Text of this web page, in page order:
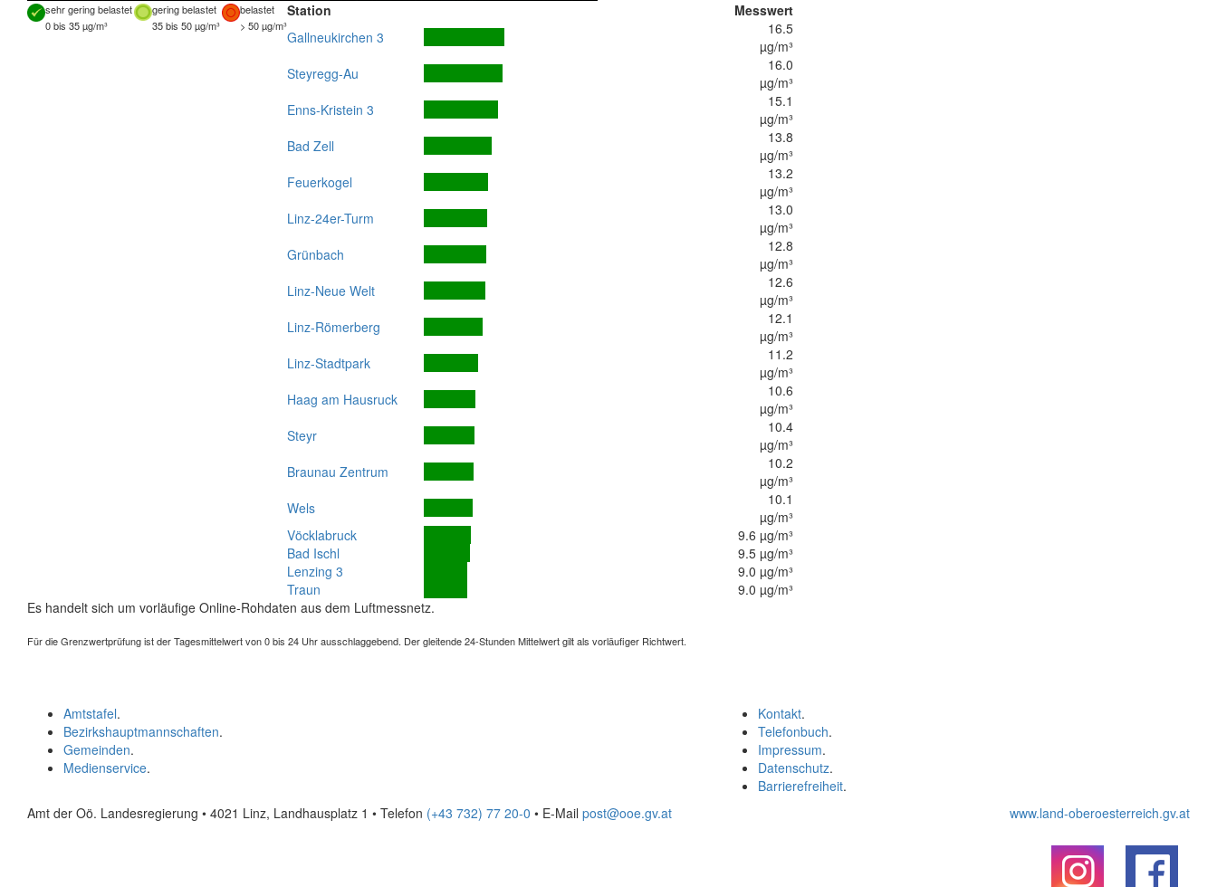
sehr gering belastet gering belastet
belastet
0 bis 35 µg/m³
35 bis 50 µg/m³ > 50 µg/m³
Station
Messwert
Gallneukirchen 3
16.5
µg/m³
Steyregg-Au
16.0
µg/m³
Enns-Kristein 3
15.1
µg/m³
Bad Zell
13.8
µg/m³
Feuerkogel
13.2
µg/m³
Linz-24er-Turm
13.0
µg/m³
Grünbach
12.8
µg/m³
Linz-Neue Welt
12.6
µg/m³
Linz-Römerberg
12.1
µg/m³
Linz-Stadtpark
11.2
µg/m³
Haag am Hausruck
10.6
µg/m³
Steyr
10.4
µg/m³
Braunau Zentrum
10.2
µg/m³
Wels
10.1
µg/m³
Vöcklabruck
9.6 µg/m³
Bad Ischl
9.5 µg/m³
Lenzing 3
9.0 µg/m³
Traun
9.0 µg/m³
Es handelt sich um vorläufige Online-Rohdaten aus dem Luftmessnetz.
Für die Grenzwertprüfung ist der Tagesmittelwert von 0 bis 24 Uhr ausschlaggebend. Der gleitende 24-Stunden Mittelwert gilt als vorläufiger Richtwert.
Kontakt.
Telefonbuch.
Impressum.
Datenschutz.
Barrierefreiheit.
Amtstafel.
Bezirkshauptmannschaften.
Gemeinden.
Medienservice.
Amt der Oö. Landesregierung • 4021 Linz, Landhausplatz 1 • Telefon (+43 732) 77 20-0 • E-Mail post@ooe.gv.at www.land-oberoesterreich.gv.at